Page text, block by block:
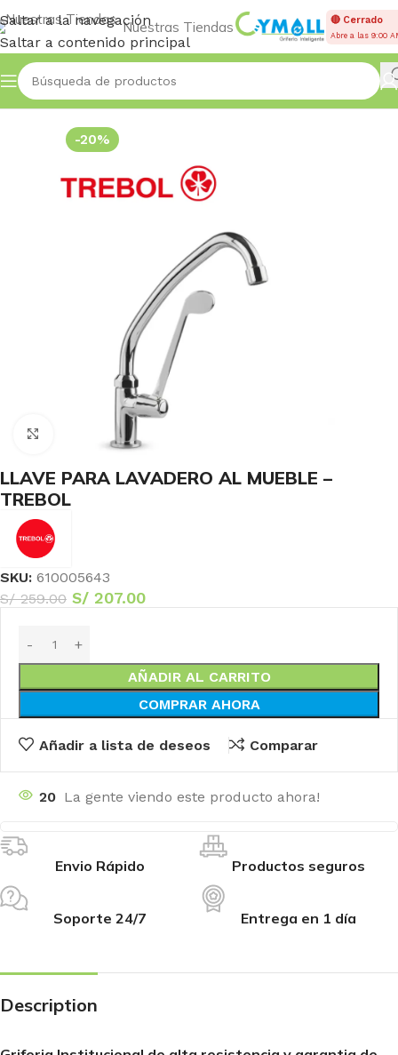
Saltar a la navegación
Saltar a contenido principal
Nuestras Tiendas 🔴 Cerrado
Abre a las 9:00
Inicio Accessories
-20%
Haga Click para agrandar
LLAVE PARA LAVADERO AL MUEBLE –
TREBOL
SKU: 610005643
S/259.00 S/ 207.00
AÑADIR AL CARRITO
COMPRAR AHORA
Añadir a lista de deseos Comparar
20 La gente viendo este producto ahora!
Envio Rápido Productos seguros
Soporte 24/7 Entrega en 1 día
Description